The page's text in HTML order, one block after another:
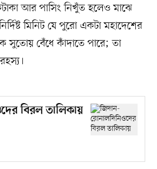
আর পাসিং নিখুঁত হলেও মাঝে
মিনিট যে পুরো একটা মহাদেশের
সুতোয় বেঁধে কাঁদাতে পারে; তা
বিরল তালিকায়